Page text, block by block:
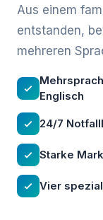
Aus einem
entstanden,
mehreren
Englisch
24/7
Starke
Vier